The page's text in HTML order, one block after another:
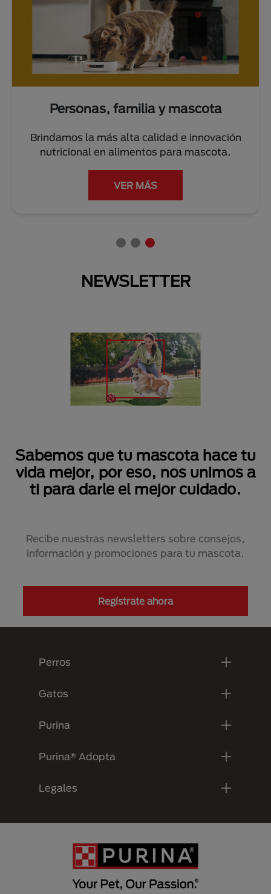
y mascota
e innovación
para mascota.
Personas y el
Trabajamos diariamente
cuidar del planeta y
NEWSLETTER
Sabemos que tu mascota hace tu
vida mejor, por eso, nos unimos a
ti para darle el mejor cuidado.
Recibe nuestras newsletters sobre consejos,
información y promociones para tu mascota.
Regístrate ahora
Perros
Gatos
Purina
Purina® Adopta
Legales